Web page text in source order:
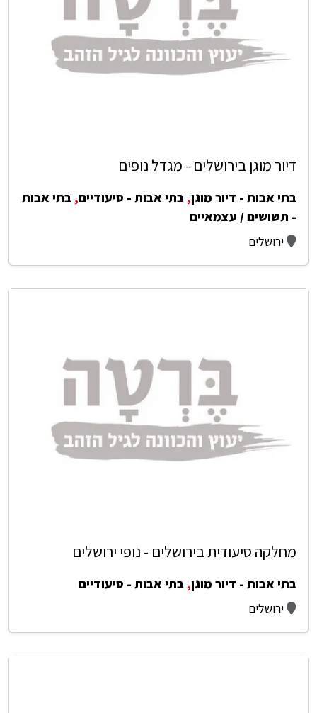
דיור מוגן בירושלים - מגדל נופים
בתי אבות - דיור מוגן, בתי אבות - סיעודיים, בתי אבות
- תשושים / עצמאיים
ירושלים
מחלקה סיעודית בירושלים - נופי ירושלים
בתי אבות - דיור מוגן, בתי אבות - סיעודיים
ירושלים